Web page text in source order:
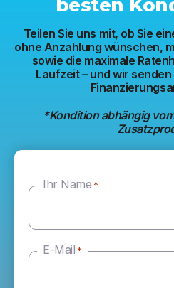
besten
Teilen Sie uns mit, ob Sie
ohne Anzahlung wünschen,
sowie die maximale
Laufzeit – und wir
*Kondition abhängig
Ihr Name *
E-Mail *